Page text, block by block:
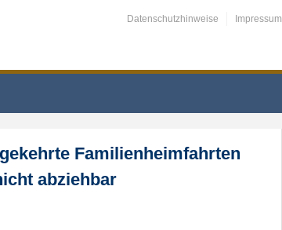
Datenschutzhinweise Impressum
Familienheimfahrten
abziehbar